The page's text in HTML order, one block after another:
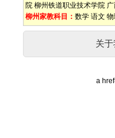
院 柳州铁道职业技术学院
柳州家教科目： 数学 语文 物
关
a